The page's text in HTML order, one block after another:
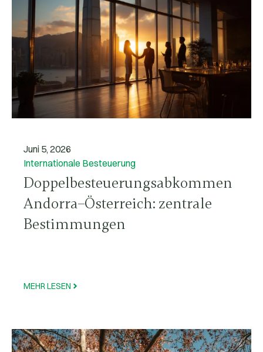
Juni 5, 2026
Internationale Besteuerung
Doppelbesteuerungsabkommen
Andorra–Österreich: zentrale
Bestimmungen
MEHR LESEN